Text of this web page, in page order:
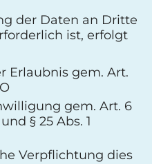
der Daten an Dritte
ist, erfolgt
Erlaubnis gem. Art.
gem. Art. 6
§ 25 Abs. 1
Verpflichtung dies